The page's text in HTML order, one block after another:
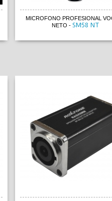
MICROFONO PROFESIONAL
NETO - SM58 NT